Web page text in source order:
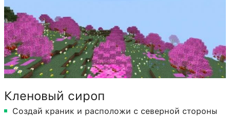
Кленовый сироп
Создай краник и расположи с северной стороны